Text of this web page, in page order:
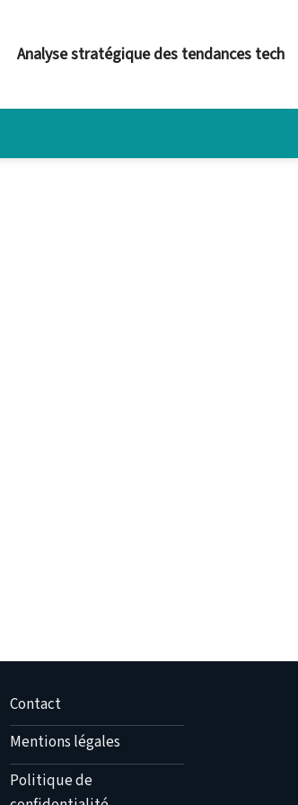
Analyse stratégique des tendances tech
Contact
Mentions légales
Politique de